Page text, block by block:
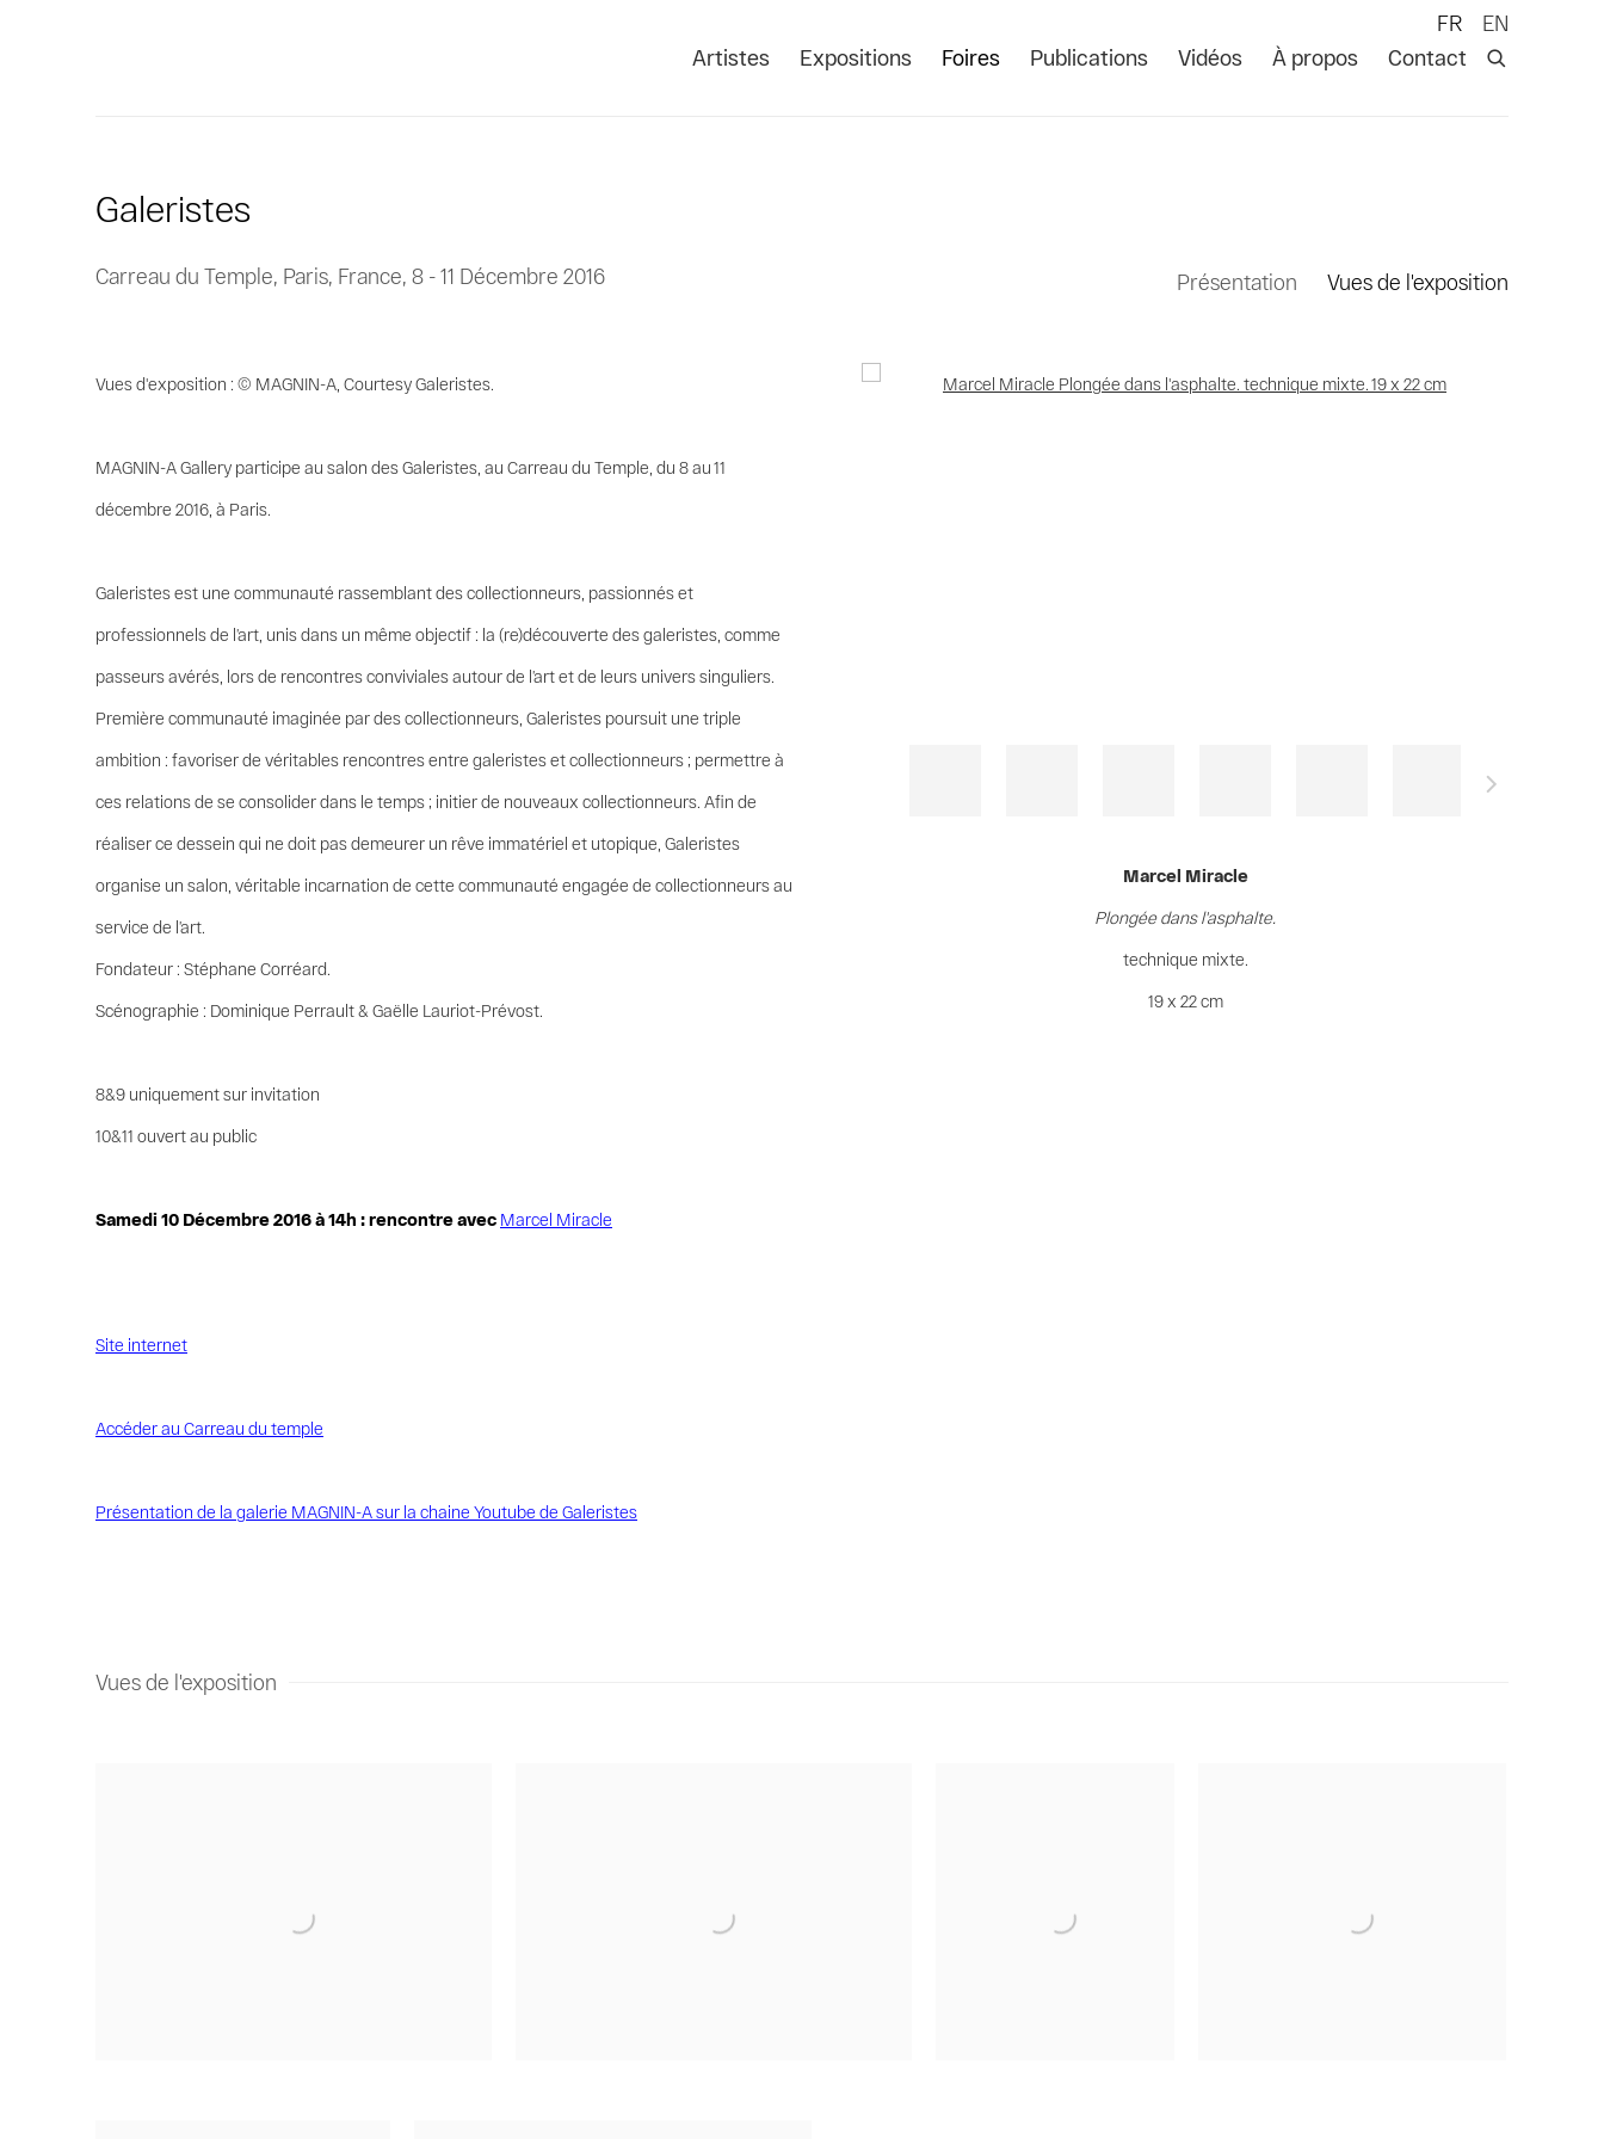
Artistes Expositions Foires Publications Vidéos À propos Contact
FR EN
Galeristes
Carreau du Temple, Paris, France, 8 - 11 Décembre 2016 Présentation Vues de l'exposition
Open a larger version of the following image in a popup:
Marcel Miracle
Plongée dans l'asphalte.
technique mixte.
19 x 22 cm
Vues d'exposition : © MAGNIN-A, Courtesy Galeristes.
MAGNIN-A Gallery participe au salon des Galeristes, au Carreau du Temple, du 8 au 11
décembre 2016, à Paris.
Galeristes est une communauté rassemblant des collectionneurs, passionnés et
professionnels de l’art, unis dans un même objectif : la (re)découverte des galeristes, comme
passeurs avérés, lors de rencontres conviviales autour de l’art et de leurs univers singuliers.
Première communauté imaginée par des collectionneurs, Galeristes poursuit une triple
ambition : favoriser de véritables rencontres entre galeristes et collectionneurs ; permettre à
ces relations de se consolider dans le temps ; initier de nouveaux collectionneurs. Afin de
réaliser ce dessein qui ne doit pas demeurer un rêve immatériel et utopique, Galeristes
organise un salon, véritable incarnation de cette communauté engagée de collectionneurs au
service de l’art.
Fondateur : Stéphane Corréard.
Scénographie : Dominique Perrault & Gaëlle Lauriot-Prévost.
8&9 uniquement sur invitation
10&11 ouvert au public
Samedi 10 Décembre 2016 à 14h : rencontre avec Marcel Miracle
Site internet
Accéder au Carreau du temple
Présentation de la galerie MAGNIN-A sur la chaine Youtube de Galeristes
Vues de l'exposition